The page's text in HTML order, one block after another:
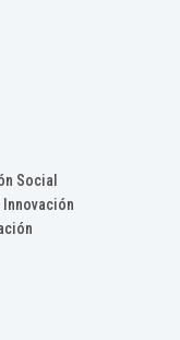
Social
Innovación